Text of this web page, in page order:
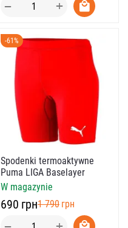
+
−
-61%
Spodenki termoaktywne
Puma LIGA Baselayer
W magazynie
‍690‍ грн‍1 790‍ грн